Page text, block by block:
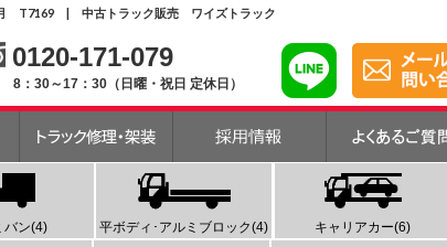
T7169 | 中古トラック販売 ワイズトラック
0120-171-079
8：30～17：30（日曜・祝日 定休日）
バン(4) 平ボディ･アルミブロック(4) キャリアカー(6)